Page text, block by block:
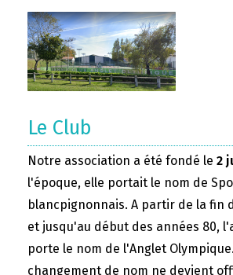
Le Club
Notre association a été fondé le 2
l'époque, elle portait le nom de
blancpignonnais. A partir de la fin
et jusqu'au début des années 80,
porte le nom de l'Anglet
changement de nom ne devient